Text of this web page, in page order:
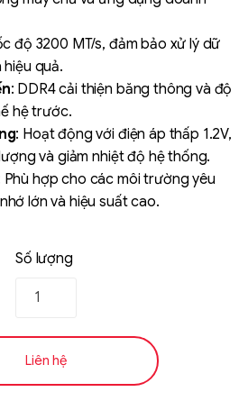
độ 3200 MT/s, đảm bảo xử lý dữ
quả.
: DDR4 cải thiện băng thông và độ
hệ trước.
: Hoạt động với điện áp thấp 1.2V,
và giảm nhiệt độ hệ thống.
Phù hợp cho các môi trường yêu
lớn và hiệu suất cao.
Số lượng
Liên hệ